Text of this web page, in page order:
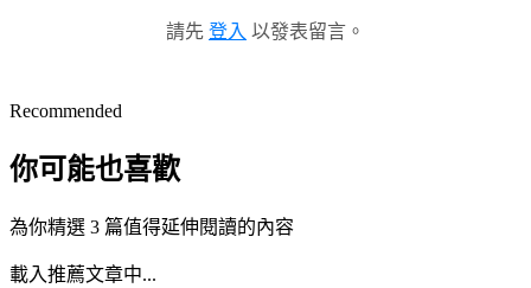
請先 登入 以發表留言。
Recommended
你可能也喜歡
為你精選 3 篇值得延伸閱讀的內容
載入推薦文章中...